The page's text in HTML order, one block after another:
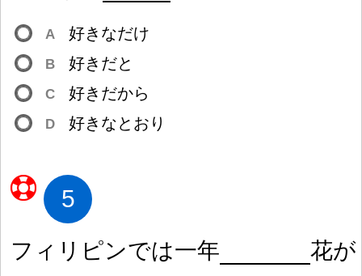
A 好きなだけ
B 好きだと
C 好きだから
D 好きなとおり
5
フィリピンでは一年 花が